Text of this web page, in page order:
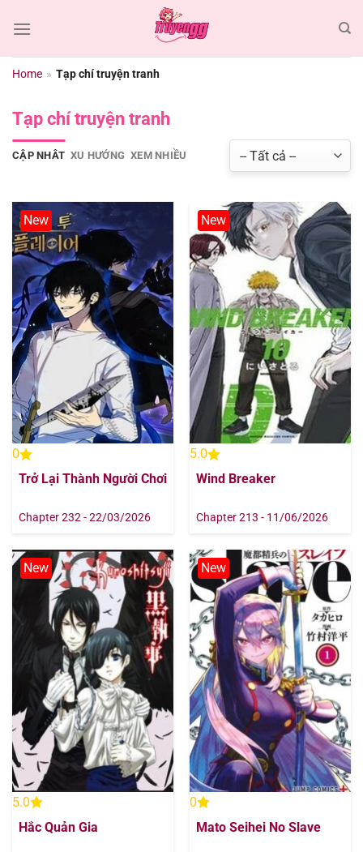
đến
dungHome » Tạp chí truyện tranh
Tạp chí truyện tranh
CẬP NHÂT XU HƯỚNG XEM NHIỀU
New
0
Trở Lại Thành Người Chơi
Chapter 232 - 22/03/2026
New
5.0
Wind Breaker
Chapter 213 - 11/06/2026
New
5.0
Hắc Quản Gia
New
0
Mato Seihei No Slave